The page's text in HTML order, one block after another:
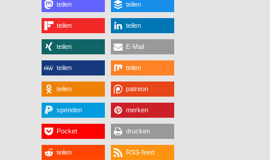
teilen teilen
teilen teilen
teilen E-Mail
teilen teilen
teilen patreon
spenden merken
Pocket drucken
teilen RSS-feed